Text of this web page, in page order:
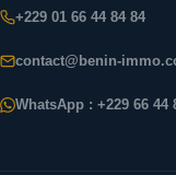
+229 01 66 44 84 84
contact@benin-
WhatsApp : +229 66 44